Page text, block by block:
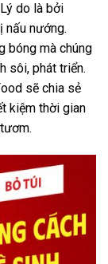
do là bởi
nấu nướng.
bóng mà chúng
sôi, phát triển.
sẽ chia sẻ
kiệm thời gian